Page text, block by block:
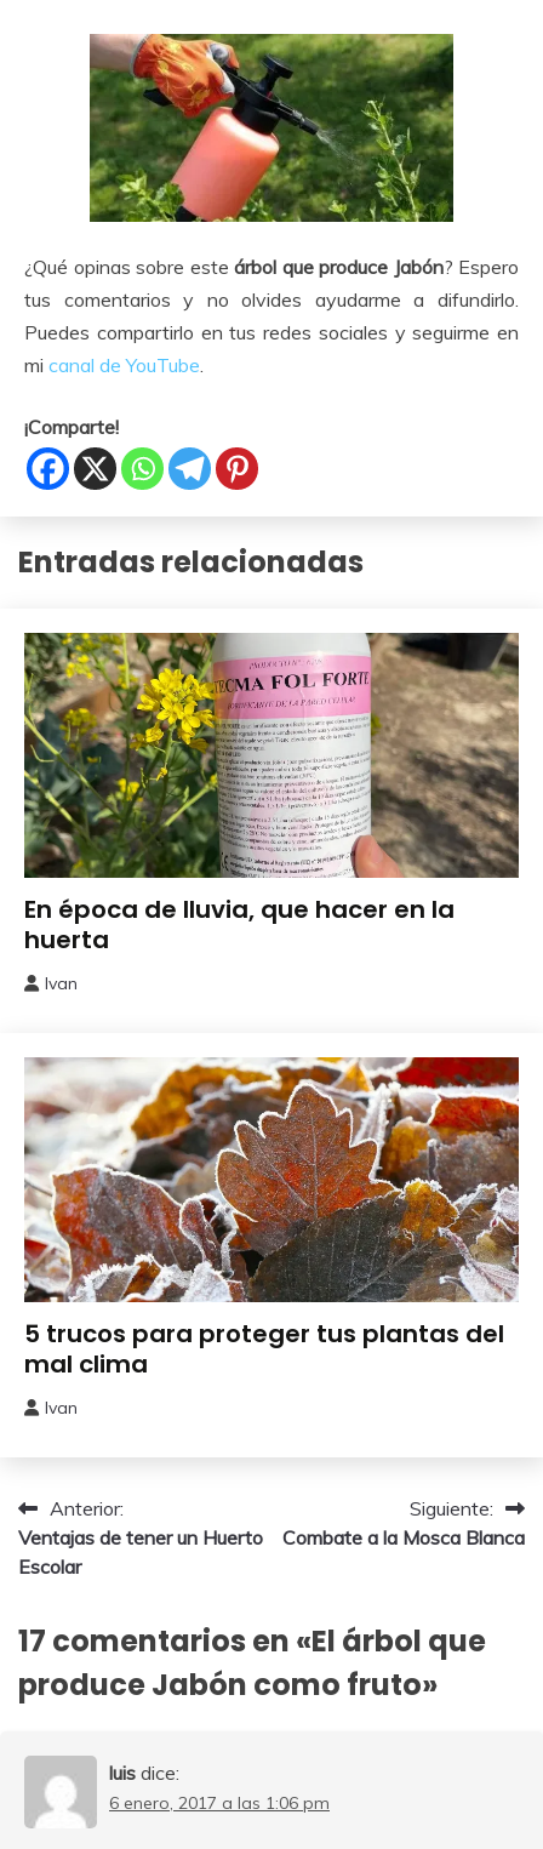
¿Qué opinas sobre este árbol que produce Jabón? Espero
tus comentarios y no olvides ayudarme a difundirlo.
Puedes compartirlo en tus redes sociales y seguirme en
mi canal de YouTube.
¡Comparte!
Entradas relacionadas
Cuidados
del
Huerto
En época de lluvia, que hacer en la
huerta
2026
Ivan
Cuidados
del
Huerto
5 trucos para proteger tus plantas del
mal clima
enero,
Ivan
Navegación
de
Anterior:
Ventajas de tener un Huerto
Escolar
Siguiente:
Combate a la Mosca Blanca
17 comentarios en «El árbol que
produce Jabón como fruto»
luis dice:
6 enero, 2017 a las 1:06 pm